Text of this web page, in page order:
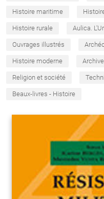
Histoire maritime
Histoire rurale Aulica.
Ouvrages illustrés
Histoire moderne
Religion et société
Beaux-livres - Histoire